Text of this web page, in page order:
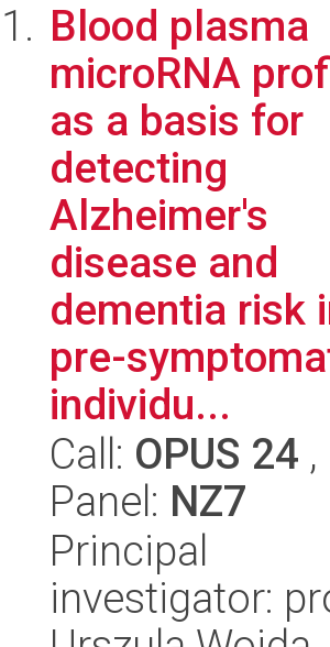
Blood plasma
microRNA
as a basis for
detecting
Alzheimer's
disease and
dementia risk
pre-
individu...
Call: OPUS 24 ,
Panel: NZ7
Principal
investigator: